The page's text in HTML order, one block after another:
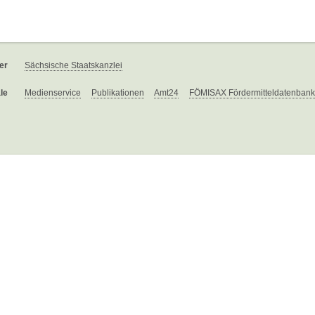
Sächsische Staatskanzlei
Medienservice Publikationen Amt24 FÖMISAX Fördermitteldatenbank